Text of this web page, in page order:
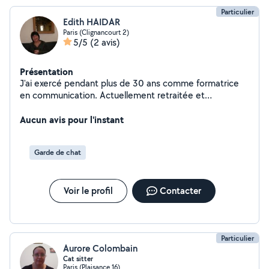
Particulier
Edith HAIDAR
Paris (Clignancourt 2)
5/5 (2 avis)
Présentation
J'ai exercé pendant plus de 30 ans comme formatrice
en communication. Actuellement retraitée et
chat à mon domicile ou au vôtre. Je peux vous fournir
Aucun avis pour l'instant
Garde de chat
Voir le profil Contacter
Particulier
Aurore Colombain
Cat sitter
Paris (Plaisance 16)